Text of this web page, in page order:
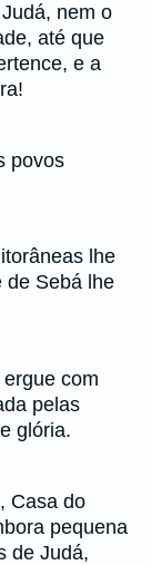
nem o
até que
e a
povos
lhe
de Sebá lhe
com
pelas
glória.
Casa do
pequena
de Judá,